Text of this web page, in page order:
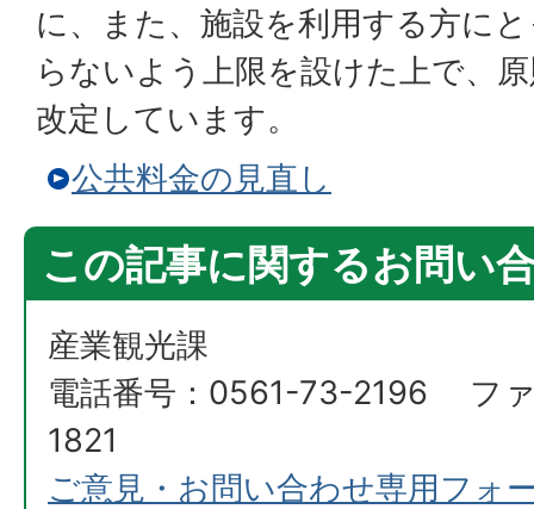
に、また、施設を利用する方に
らないよう上限を設けた上で、
改定しています。
公共料金の見直し
この記事に関するお問い
産業観光課
電話番号：0561-73-2196 フ
1821
ご意見・お問い合わせ専用フォ